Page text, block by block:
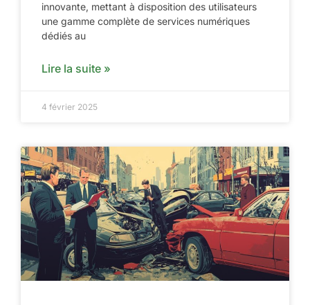
innovante, mettant à disposition des utilisateurs
une gamme complète de services numériques
dédiés au
Lire la suite »
4 février 2025